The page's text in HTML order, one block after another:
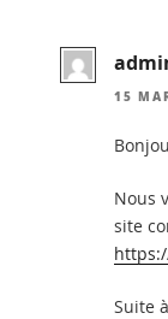
15
Nous
site
Suite